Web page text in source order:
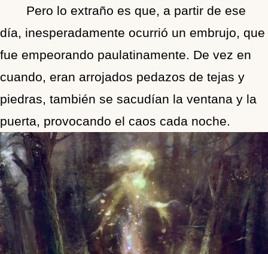
Pero lo extraño es que, a partir de ese
día, inesperadamente ocurrió un embrujo, que
fue empeorando paulatinamente. De vez en
cuando, eran arrojados pedazos de tejas y
piedras, también se sacudían la ventana y la
puerta, provocando el caos cada noche.